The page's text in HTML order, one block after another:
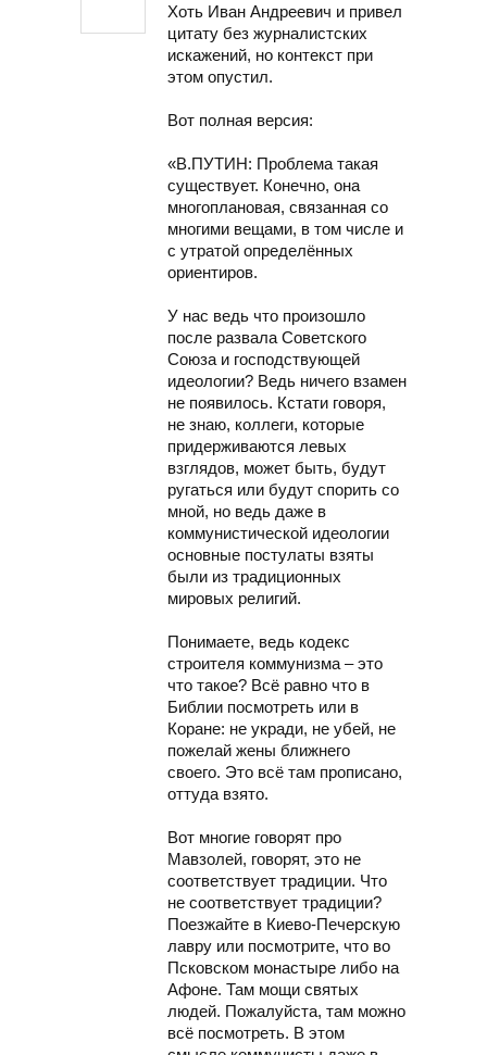
Хоть Иван Андреевич и привел
цитату без журналистских
искажений, но контекст при
этом опустил.
Вот полная версия:
«В.ПУТИН: Проблема такая
существует. Конечно, она
многоплановая, связанная со
многими вещами, в том числе и
с утратой определённых
ориентиров.
У нас ведь что произошло
после развала Советского
Союза и господствующей
идеологии? Ведь ничего взамен
не появилось. Кстати говоря,
не знаю, коллеги, которые
придерживаются левых
взглядов, может быть, будут
ругаться или будут спорить со
мной, но ведь даже в
коммунистической идеологии
основные постулаты взяты
были из традиционных
мировых религий.
Понимаете, ведь кодекс
строителя коммунизма – это
что такое? Всё равно что в
Библии посмотреть или в
Коране: не укради, не убей, не
пожелай жены ближнего
своего. Это всё там прописано,
оттуда взято.
Вот многие говорят про
Мавзолей, говорят, это не
соответствует традиции. Что
не соответствует традиции?
Поезжайте в Киево-Печерскую
лавру или посмотрите, что во
Псковском монастыре либо на
Афоне. Там мощи святых
людей. Пожалуйста, там можно
всё посмотреть. В этом